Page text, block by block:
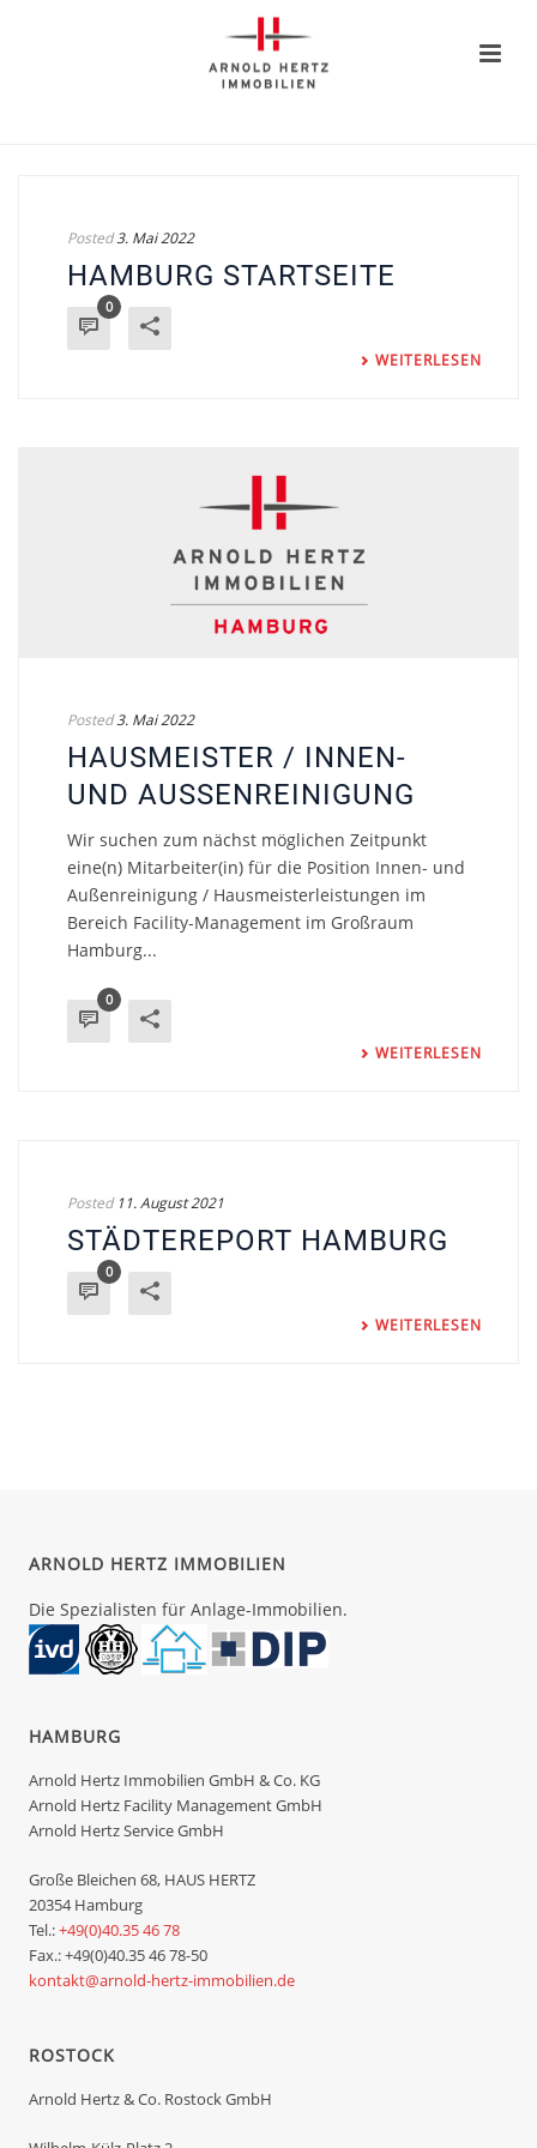
Posted3. Mai 2022
HAMBURG STARTSEITE
0
WEITERLESEN
Posted3. Mai 2022
HAUSMEISTER / INNEN-
UND AUSSENREINIGUNG
Wir suchen zum nächst möglichen Zeitpunkt
eine(n) Mitarbeiter(in) für die Position Innen- und
Außenreinigung / Hausmeisterleistungen im
Bereich Facility-Management im Großraum
Hamburg...
0
WEITERLESEN
Posted 11. August 2021
STÄDTEREPORT HAMBURG
0
WEITERLESEN
ARNOLD HERTZ IMMOBILIEN
Die Spezialisten für Anlage-Immobilien.
HAMBURG
Arnold Hertz Immobilien GmbH & Co. KG
Arnold Hertz Facility Management GmbH
Arnold Hertz Service GmbH
Große Bleichen 68, HAUS HERTZ
20354 Hamburg
Tel.:+49(0)40.35 46 78
Fax.: +49(0)40.35 46 78-50
kontakt@arnold-hertz-immobilien.de
ROSTOCK
Arnold Hertz & Co. Rostock GmbH